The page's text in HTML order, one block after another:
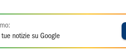
notizie su Google